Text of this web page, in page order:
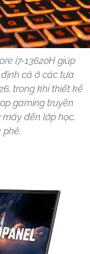
i7-13620H giúp
cả ở các tựa
trong khi thiết kế
gaming truyền
đến lớp học,